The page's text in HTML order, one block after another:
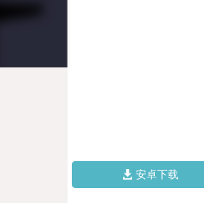
安卓下载